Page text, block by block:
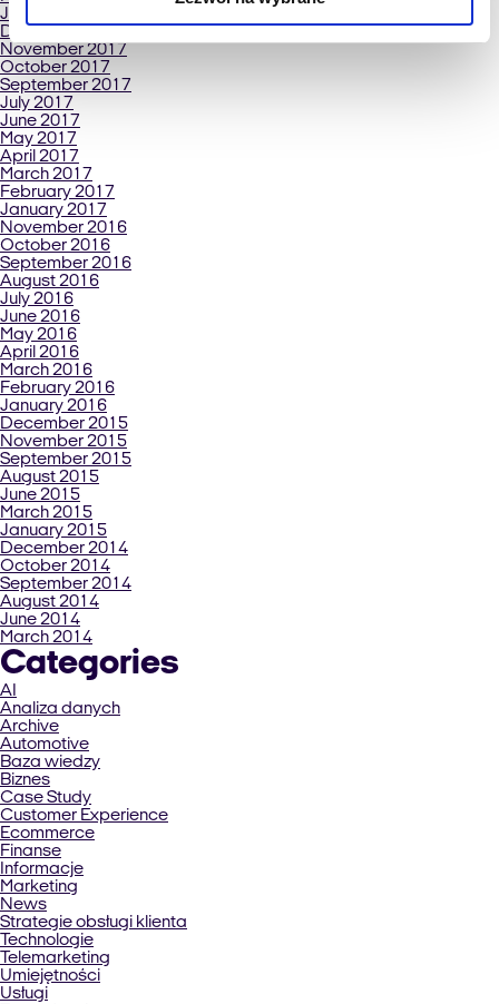
January 2018
December 2017
November 2017
October 2017
September 2017
July 2017
June 2017
May 2017
April 2017
March 2017
February 2017
January 2017
November 2016
October 2016
September 2016
August 2016
July 2016
June 2016
May 2016
April 2016
March 2016
February 2016
January 2016
December 2015
November 2015
September 2015
August 2015
June 2015
March 2015
January 2015
December 2014
October 2014
September 2014
August 2014
June 2014
March 2014
Categories
AI
Analiza danych
Archive
Automotive
Baza wiedzy
Biznes
Case Study
Customer Experience
Ecommerce
Finanse
Informacje
Marketing
News
Strategie obsługi klienta
Technologie
Telemarketing
Umiejętności
Usługi